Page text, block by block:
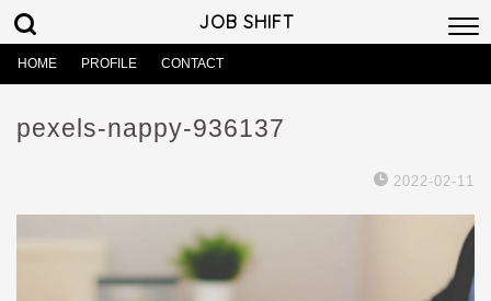
JOB SHIFT
HOME PROFILE CONTACT
pexels-nappy-936137
2022-02-11